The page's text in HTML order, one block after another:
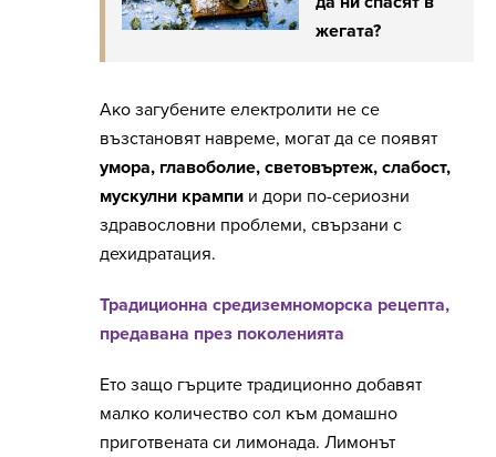
жегата?
Ако загубените електролити не се
възстановят навреме, могат да се появят
умора, главоболие, световъртеж, слабост,
мускулни крампи и дори по-сериозни
здравословни проблеми, свързани с
дехидратация.
Традиционна средиземноморска рецепта,
предавана през поколенията
Ето защо гърците традиционно добавят
малко количество сол към домашно
приготвената си лимонада. Лимонът